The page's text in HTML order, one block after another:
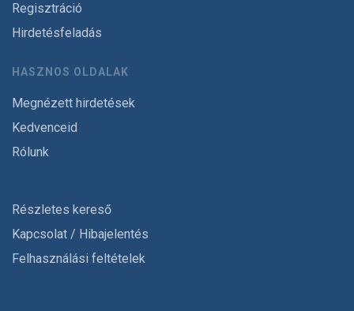
Regisztráció
Hirdetésfeladás
HASZNOS OLDALAK
Megnézett hirdetések
Kedvenceid
Rólunk
Részletes kereső
Kapcsolat / Hibajelentés
Felhasználási feltételek